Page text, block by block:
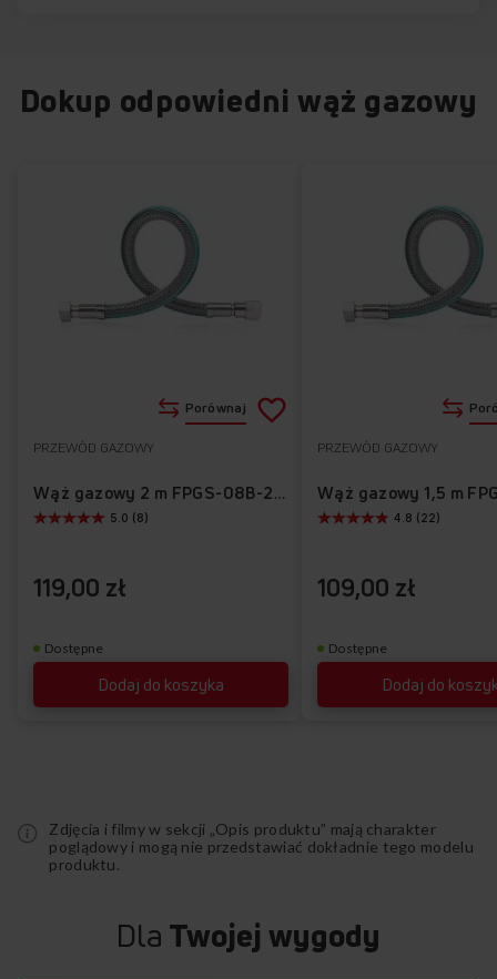
Dokup odpowiedni wąż gazowy
Dostępne
PRZEWÓD GAZOWY
Wąż gazowy 2 m FPGS-08B-200
Dodaj do koszyka
5.0 (8)
119,00 zł
Porównaj Dodaj
listyulubionych
Dostępne
PRZEWÓD GAZOWY
Dodaj do
4.8 (22)
109,00 zł
Zdjęcia i filmy w sekcji „Opis produktu” mają charakter
poglądowy i mogą nie przedstawiać dokładnie tego modelu
produktu.
Dla Twojej wygody